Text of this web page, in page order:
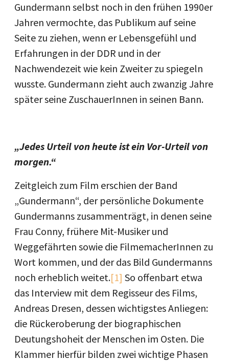
Gundermann selbst noch in den frühen 1990er
Jahren vermochte, das Publikum auf seine
Seite zu ziehen, wenn er Lebensgefühl und
Erfahrungen in der DDR und in der
Nachwendezeit wie kein Zweiter zu spiegeln
wusste. Gundermann zieht auch zwanzig Jahre
später seine ZuschauerInnen in seinen Bann.
„Jedes Urteil von heute ist ein Vor-Urteil von
morgen.“
Zeitgleich zum Film erschien der Band
„Gundermann“, der persönliche Dokumente
Gundermanns zusammenträgt, in denen seine
Frau Conny, frühere Mit-Musiker und
Weggefährten sowie die FilmemacherInnen zu
Wort kommen, und der das Bild Gundermanns
noch erheblich weitet.[1] So offenbart etwa
das Interview mit dem Regisseur des Films,
Andreas Dresen, dessen wichtigstes Anliegen:
die Rückeroberung der biographischen
Deutungshoheit der Menschen im Osten. Die
Klammer hierfür bilden zwei wichtige Phasen